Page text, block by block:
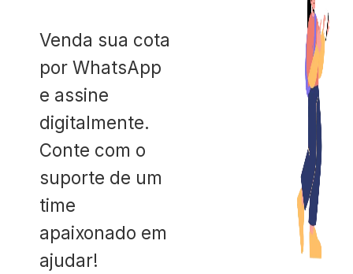
Venda sua cota
por WhatsApp
e assine
digitalmente.
Conte com o
suporte de um
time
apaixonado em
ajudar!